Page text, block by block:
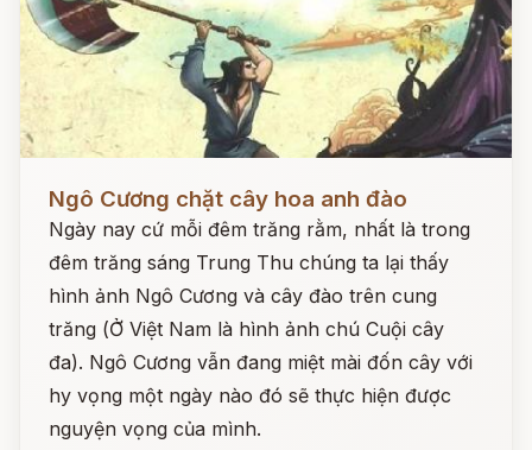
Ngô Cương chặt cây hoa anh đào
Ngày nay cứ mỗi đêm trăng rằm, nhất là trong
đêm trăng sáng Trung Thu chúng ta lại thấy
hình ảnh Ngô Cương và cây đào trên cung
trăng (Ở Việt Nam là hình ảnh chú Cuội cây
đa). Ngô Cương vẫn đang miệt mài đốn cây với
hy vọng một ngày nào đó sẽ thực hiện được
nguyện vọng của mình.